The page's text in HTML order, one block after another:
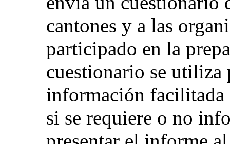
cantones y a las
participado en la
cuestionario se utiliza
información facilitada
si se requiere o no